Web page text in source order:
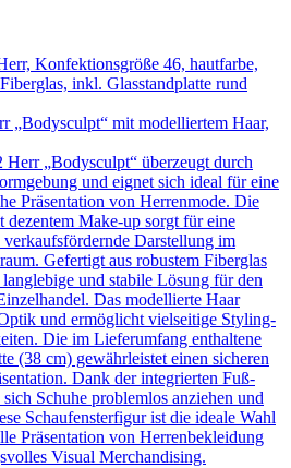
„Bodysculpt“ mit modelliertem Haar,
„Bodysculpt“ überzeugt durch
und eignet sich ideal für eine
Präsentation von Herrenmode. Die
Make-up sorgt für eine
verkaufsfördernde Darstellung im
Gefertigt aus robustem Fiberglas
und stabile Lösung für den
Das modellierte Haar
und ermöglicht vielseitige Styling-
Die im Lieferumfang enthaltene
(38 cm) gewährleistet einen sicheren
Dank der integrierten Fuß-
Schuhe problemlos anziehen und
Schaufensterfigur ist die ideale Wahl
Präsentation von Herrenbekleidung
Visual Merchandising.